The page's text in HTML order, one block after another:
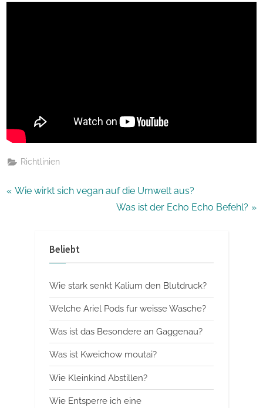
Richtlinien
Beitragsnavigation
P
Wie wirkt sich vegan auf die Umwelt aus?
N
o
s
t
Was ist der Echo Echo Befehl?
Beliebt
Wie stark senkt Kalium den Blutdruck?
Welche Ariel Pods fur weisse Wasche?
Was ist das Besondere an Gaggenau?
Was ist Kweichow moutai?
Wie Kleinkind Abstillen?
Wie Entsperre ich eine